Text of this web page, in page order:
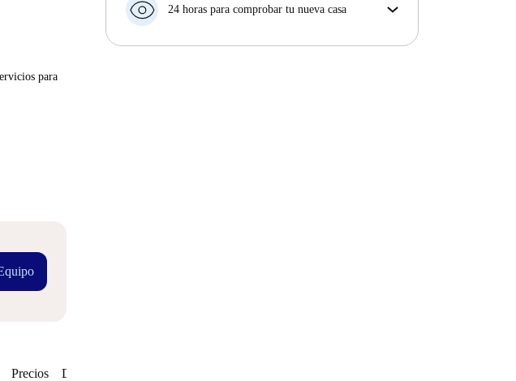
para
horas previas a la fecha de entrada, Spotahome A) te
el hotel hasta que encuentres nueva casa o B) te hará
24 horas para comprobar tu nueva casa
Precios Disponibilidades